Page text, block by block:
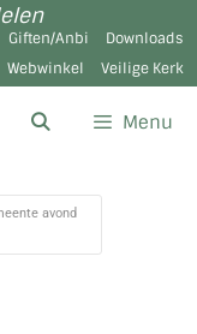
Giften/Anbi
Downloads
Webwinkel
Veilige Kerk
Menu
avond